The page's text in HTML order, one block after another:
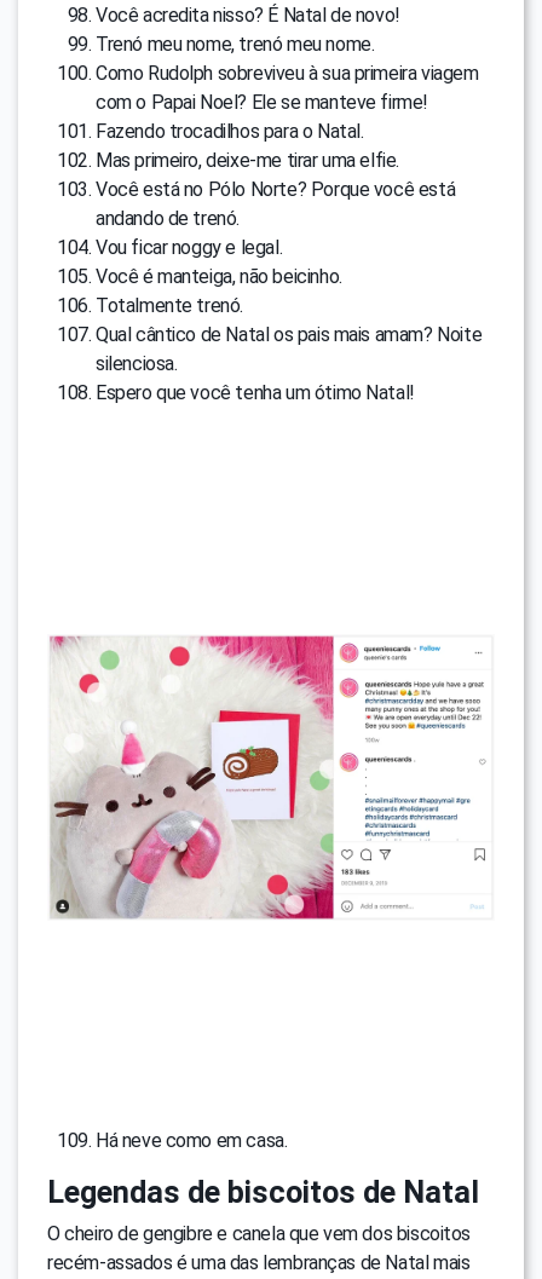
Você acredita nisso? É Natal de novo!
Trenó meu nome, trenó meu nome.
Como Rudolph sobreviveu à sua primeira viagem
com o Papai Noel? Ele se manteve firme!
Fazendo trocadilhos para o Natal.
Mas primeiro, deixe-me tirar uma elfie.
Você está no Pólo Norte? Porque você está
andando de trenó.
Vou ficar noggy e legal.
Você é manteiga, não beicinho.
Totalmente trenó.
Qual cântico de Natal os pais mais amam? Noite
silenciosa.
Espero que você tenha um ótimo Natal!
Há neve como em casa.
Legendas de biscoitos de Natal
O cheiro de gengibre e canela que vem dos biscoitos
recém-assados ​​é uma das lembranças de Natal mais